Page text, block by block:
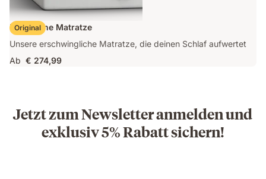
Original
Emma One Matratze
Unsere erschwingliche Matratze, die deinen Schlaf aufwertet
Ab € 274,99
Jetzt zum Newsletter anmelden und
exklusiv 5% Rabatt sichern!